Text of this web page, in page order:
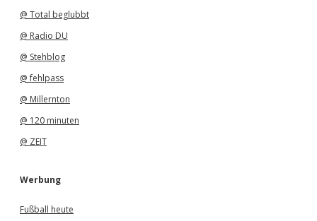
@ Total beglubbt
@ Radio DU
@ Stehblog
@ fehlpass
@ Millernton
@ 120 minuten
@ ZEIT
Werbung
Fußball heute